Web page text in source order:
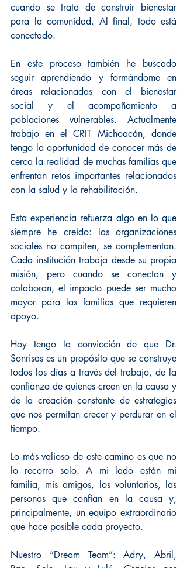
cuando se trata de construir bienestar
para la comunidad. Al final, todo está
conectado.
En este proceso también he buscado
seguir aprendiendo y formándome en
áreas relacionadas con el bienestar
social y el acompañamiento a
poblaciones vulnerables. Actualmente
trabajo en el CRIT Michoacán, donde
tengo la oportunidad de conocer más de
cerca la realidad de muchas familias que
enfrentan retos importantes relacionados
con la salud y la rehabilitación.
Esta experiencia refuerza algo en lo que
siempre he creído: las organizaciones
sociales no compiten, se complementan.
Cada institución trabaja desde su propia
misión, pero cuando se conectan y
colaboran, el impacto puede ser mucho
mayor para las familias que requieren
apoyo.
Hoy tengo la convicción de que Dr.
Sonrisas es un propósito que se construye
todos los días a través del trabajo, de la
confianza de quienes creen en la causa y
de la creación constante de estrategias
que nos permitan crecer y perdurar en el
tiempo.
Lo más valioso de este camino es que no
lo recorro solo. A mi lado están mi
familia, mis amigos, los voluntarios, las
personas que confían en la causa y,
principalmente, un equipo extraordinario
que hace posible cada proyecto.
Nuestro “Dream Team”: Adry, Abril,